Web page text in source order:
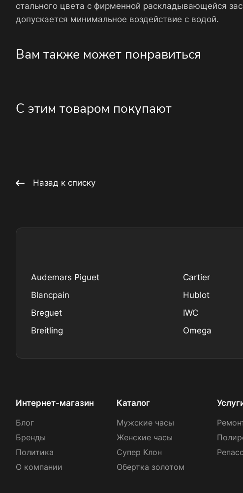
стального цвета с фирменной раскладывающейся
допускается минимальное воздействие с водой.
Вам также может понравиться
С этим товаром покупают
Назад к списку
Audemars Piguet
Blancpain
Breguet
Breitling
Cartier
Hublot
IWC
Omega
Интернет-магазин
Блог
Бренды
Политика
О компании
Каталог
Мужские часы
Женские часы
Супер Клон
Обертка золотом